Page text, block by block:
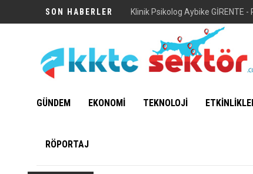
SON HABERLER Klinik Psikolog Aybike GİRENTE -
GÜNDEM EKONOMİ TEKNOLOJİ
RÖPORTAJ